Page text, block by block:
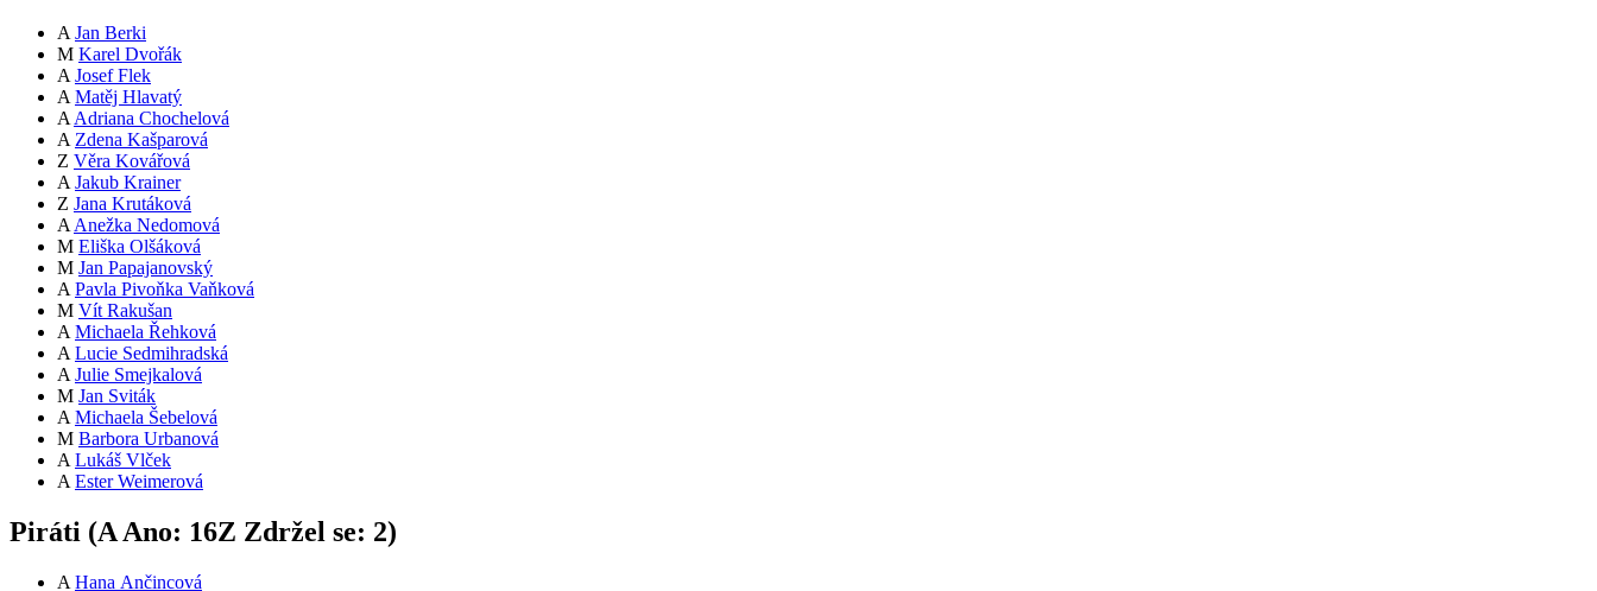
A Jan Berki
M Karel Dvořák
A Josef Flek
A Matěj Hlavatý
A Adriana Chochelová
A Zdena Kašparová
Z Věra Kovářová
A Jakub Krainer
Z Jana Krutáková
A Anežka Nedomová
M Eliška Olšáková
M Jan Papajanovský
A Pavla Pivoňka Vaňková
M Vít Rakušan
A Michaela Řehková
A Lucie Sedmihradská
A Julie Smejkalová
M Jan Sviták
A Michaela Šebelová
M Barbora Urbanová
A Lukáš Vlček
A Ester Weimerová
Piráti (A Ano: 16Z Zdržel se: 2)
A Hana Ančincová